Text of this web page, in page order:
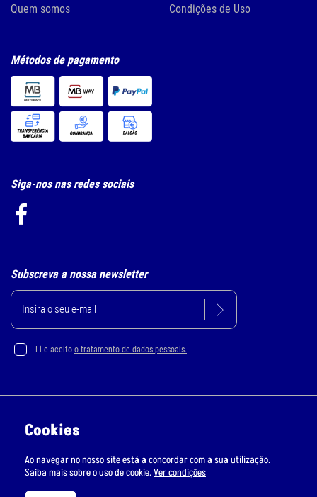
Quem somos
Condições de Uso
Métodos de pagamento
Siga-nos nas redes sociais
Subscreva a nossa newsletter
Li e aceito o tratamento de dados pessoais.
RMS © Todos os direitos reservados | Desenvolvido por
Livro de Reclamações Online
Cookies
Ao navegar no nosso site está a concordar com a sua utilização.
Saiba mais sobre o uso de cookie.Ver condições